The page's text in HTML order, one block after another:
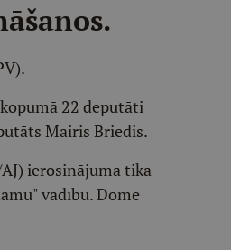
22 deputāti
Mairis Briedis.
ierosinājuma tika
vadību. Dome